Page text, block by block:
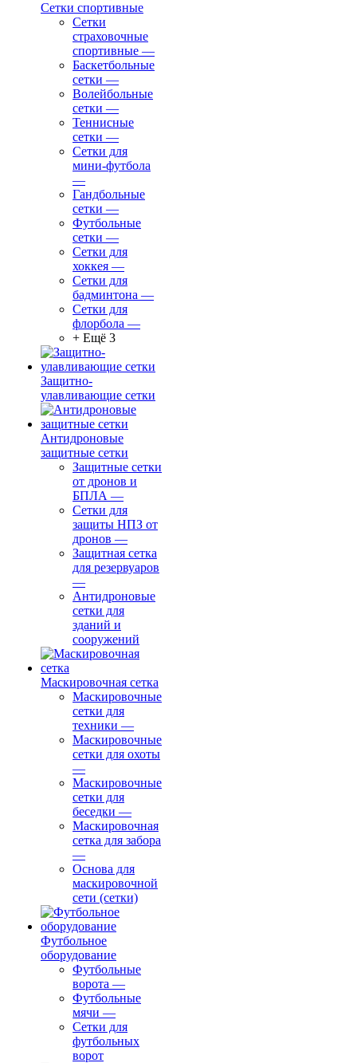
Сетки спортивные
Сетки
страховочные
спортивные —
Баскетбольные
сетки —
Волейбольные
сетки —
Теннисные
сетки —
Сетки для
мини-футбола
—
Гандбольные
сетки —
Футбольные
сетки —
Сетки для
хоккея —
Сетки для
бадминтона —
Сетки для
флорбола —
+ Ещё 3
Защитно-
улавливающие сетки
Антидроновые
защитные сетки
Защитные сетки
от дронов и
БПЛА —
Сетки для
защиты НПЗ от
дронов —
Защитная сетка
для резервуаров
—
Антидроновые
сетки для
зданий и
сооружений
Маскировочная сетка
Маскировочные
сетки для
техники —
Маскировочные
сетки для охоты
—
Маскировочные
сетки для
беседки —
Маскировочная
сетка для забора
—
Основа для
маскировочной
сети (сетки)
Футбольное
оборудование
Футбольные
ворота —
Футбольные
мячи —
Сетки для
футбольных
ворот